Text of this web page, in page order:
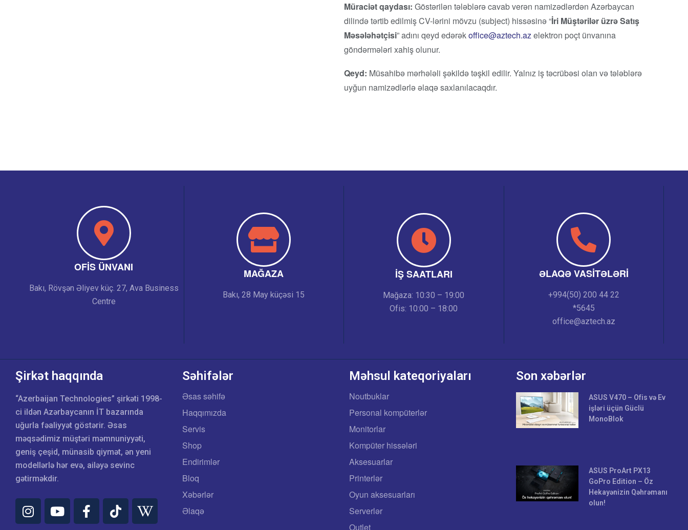
Müraciət qaydası: Göstərilən tələblərə cavab verən namizədlərdən Azərbaycan
dilində tərtib edilmiş CV-lərini mövzu (subject) hissəsinə “İri Müştərilər üzrə Satış
Məsələhətçisi” adını qeyd edərəkoffice@aztech.azelektron poçt ünvanına
göndərmələri xahiş olunur.
Qeyd: Müsahibə mərhələli şəkildə təşkil edilir. Yalnız iş təcrübəsi olan və tələblərə
uyğun namizədlərlə əlaqə saxlanılacaqdır.
OFIS ÜNVANI
Bakı, Rövşən Əliyev küç. 27, Ava Business
Centre
MAĞAZA
Bakı, 28 May küçəsi 15
İŞ SAATLARI
Mağaza: 10:30 – 19:00
Ofis: 10:00 – 18:00
ƏLAQƏ VASITƏLƏRI
+994(50) 200 44 22
*5645
office@aztech.az
Şirkət haqqında
“Azerbaijan Technologies” şirkəti 1998-
ci ildən Azərbaycanın İT bazarında
uğurla fəaliyyət göstərir. Əsas
məqsədimiz müştəri məmnuniyyəti,
geniş çeşid, münasib qiymət, ən yeni
modellərlə hər evə, ailəyə sevinc
gətirməkdir.
Səhifələr
Əsas səhifə
Haqqımızda
Servis
Shop
Endirimlər
Bloq
Xəbərlər
Əlaqə
Məhsul kateqoriyaları
Noutbuklar
Personal kompüterlər
Monitorlar
Kompüter hissələri
Aksesuarlar
Printerlər
Oyun aksesuarları
Serverlər
Outlet
Son xəbərlər
ASUS V470 – Ofis və Ev
işləri üçün Güclü
MonoBlok
ASUS ProArt PX13
GoPro Edition – Öz
Hekayənizin Qəhrəmanı
olun!